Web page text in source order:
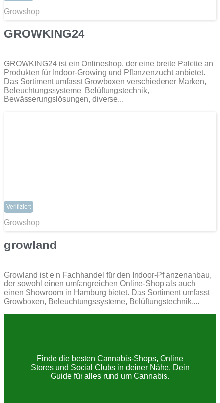
Growshop
GROWKING24
​GROWKING24 ist ein Onlineshop, der eine breite Palette an
Produkten für Indoor-Growing und Pflanzenzucht anbietet.
Das Sortiment umfasst Growboxen verschiedener Marken,
Beleuchtungssysteme, Belüftungstechnik,
Bewässerungslösungen, diverse...
Verifiziert
Growshop
growland
Growland ist ein Fachhandel für den Indoor-Pflanzenanbau,
der sowohl einen umfangreichen Online-Shop als auch
einen Showroom in Hamburg bietet. Das Sortiment umfasst
Growboxen, Beleuchtungssysteme, Belüftungstechnik,...
Finde die besten Cannabis-Shops, Online
Stores und Social Clubs in deiner Nähe. Dein
Guide für alles rund um Cannabis.